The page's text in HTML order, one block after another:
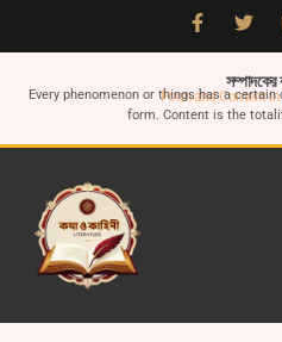
সম্পাদকের
Form and Content
Every phenomenon or things has a
form. Content is the